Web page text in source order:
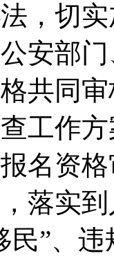
，切
安部
共同
工作
名资
落实
民”、